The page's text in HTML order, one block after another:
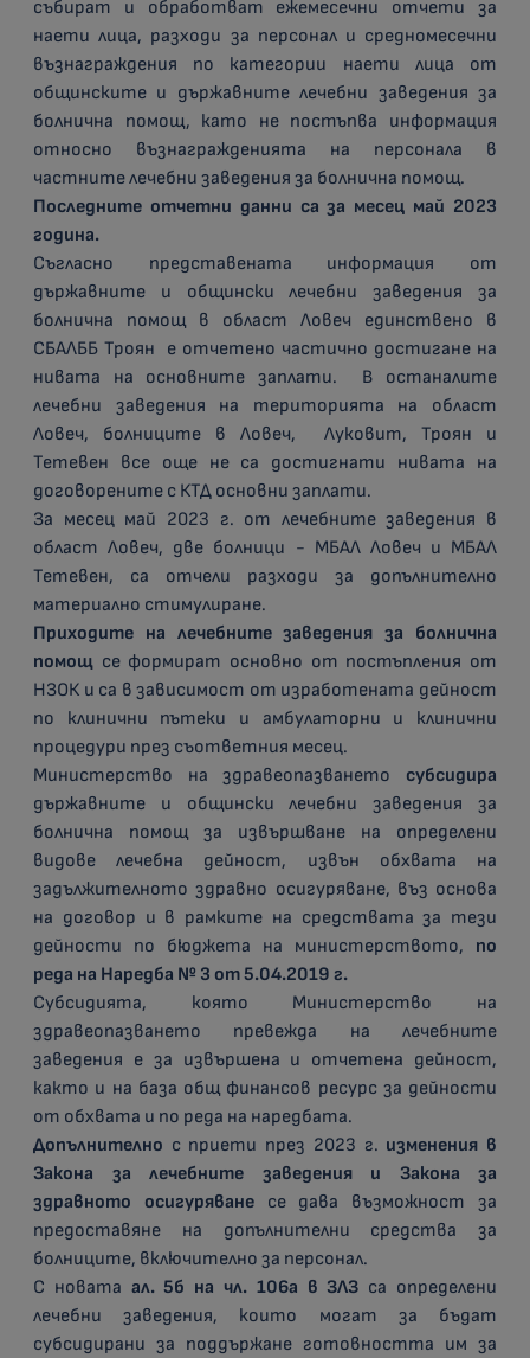
събират и обработват ежемесечни отчети за
наети лица, разходи за персонал и средномесечни
възнаграждения по категории наети лица от
общинските и държавните лечебни заведения за
болнична помощ, като не постъпва информация
относно възнагражденията на персонала в
частните лечебни заведения за болнична помощ.
Последните отчетни данни са за месец май 2023
година.
Съгласно представената информация от
държавните и общински лечебни заведения за
болнична помощ в област Ловеч единствено в
СБАЛББ Троян е отчетено частично достигане на
нивата на основните заплати. В останалите
лечебни заведения на територията на област
Ловеч, болниците в Ловеч, Луковит, Троян и
Тетевен все още не са достигнати нивата на
договорените с КТД основни заплати.
За месец май 2023 г. от лечебните заведения в
област Ловеч, две болници - МБАЛ Ловеч и МБАЛ
Тетевен, са отчели разходи за допълнително
материално стимулиране.
Приходите на лечебните заведения за болнична
помощ се формират основно от постъпления от
НЗОК и са в зависимост от изработената дейност
по клинични пътеки и амбулаторни и клинични
процедури през съответния месец.
Министерство на здравеопазването субсидира
държавните и общински лечебни заведения за
болнична помощ за извършване на определени
видове лечебна дейност, извън обхвата на
задължителното здравно осигуряване, въз основа
на договор и в рамките на средствата за тези
дейности по бюджета на министерството, по
реда на Наредба № 3 от5.04.2019 г.
Субсидията, която Министерство на
здравеопазването превежда на лечебните
заведения е за извършена и отчетена дейност,
както и на база общ финансов ресурс за дейности
от обхвата и по реда на наредбата.
Допълнително с приети през 2023 г. изменения в
Закона за лечебните
заведения и Закона за
здравното осигуряванесе дава възможност за
предоставяне на допълнителни средства за
болниците, включително за персонал.
С новата ал. 5б на чл. 106а в ЗЛЗ са определени
лечебни заведения, които могат за бъдат
субсидирани за поддържане готовността им за